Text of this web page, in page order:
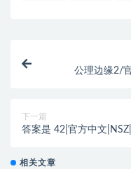
公理边缘2/
下一篇
答案是 42|官方中文
相关文章